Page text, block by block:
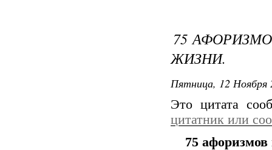
75
ЖИЗНИ.
Пятница, 12 Ноября
Это цитата
цитатник или
75